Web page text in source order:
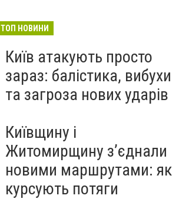
ТОП НОВИНИ
Київ атакують просто
зараз: балістика, вибухи
та загроза нових ударів
Київщину і
Житомирщину з’єднали
новими маршрутами: як
курсують потяги